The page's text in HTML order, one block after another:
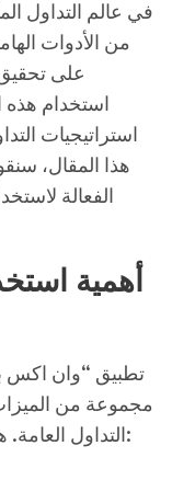
في عالم التداول
من الأدوات
على
استخدام هذه
استراتيجيات
هذا المقال،
الفعالة
أهمية
تطبيق “وان اكس
مجموعة من
التداول العامة. هذه الأهمية تتجلى في عدة جوانب: